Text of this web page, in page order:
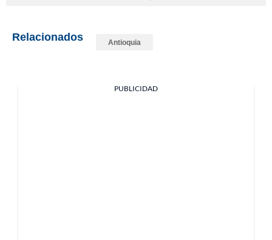
Relacionados Antioquia
PUBLICIDAD